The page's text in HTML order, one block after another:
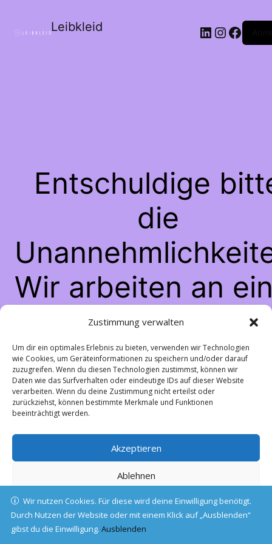
Zustimmung verwalten
Um dir ein optimales Erlebnis zu bieten, verwenden wir Technologien
wie Cookies, um Geräteinformationen zu speichern und/oder darauf
zuzugreifen. Wenn du diesen Technologien zustimmst, können wir
Daten wie das Surfverhalten oder eindeutige IDs auf dieser Website
verarbeiten. Wenn du deine Zustimmung nicht erteilst oder
zurückziehst, können bestimmte Merkmale und Funktionen
beeinträchtigt werden.
Akzeptieren
Ablehnen
Einstellungen ansehen
Cookie-RichtlinieDatenschutz
Leibkleid LinkedIn
Entschuldige
die
Wir arbeiten an
großartigen
schau bald
vorbei!
Wir nutzen Cookies. Für diese wird deine Einwilligung benötigt.
Durch Nutzen der Website oder mit einem Klick auf „Ausblenden“
gibst du die Einwilligung.Ausblenden